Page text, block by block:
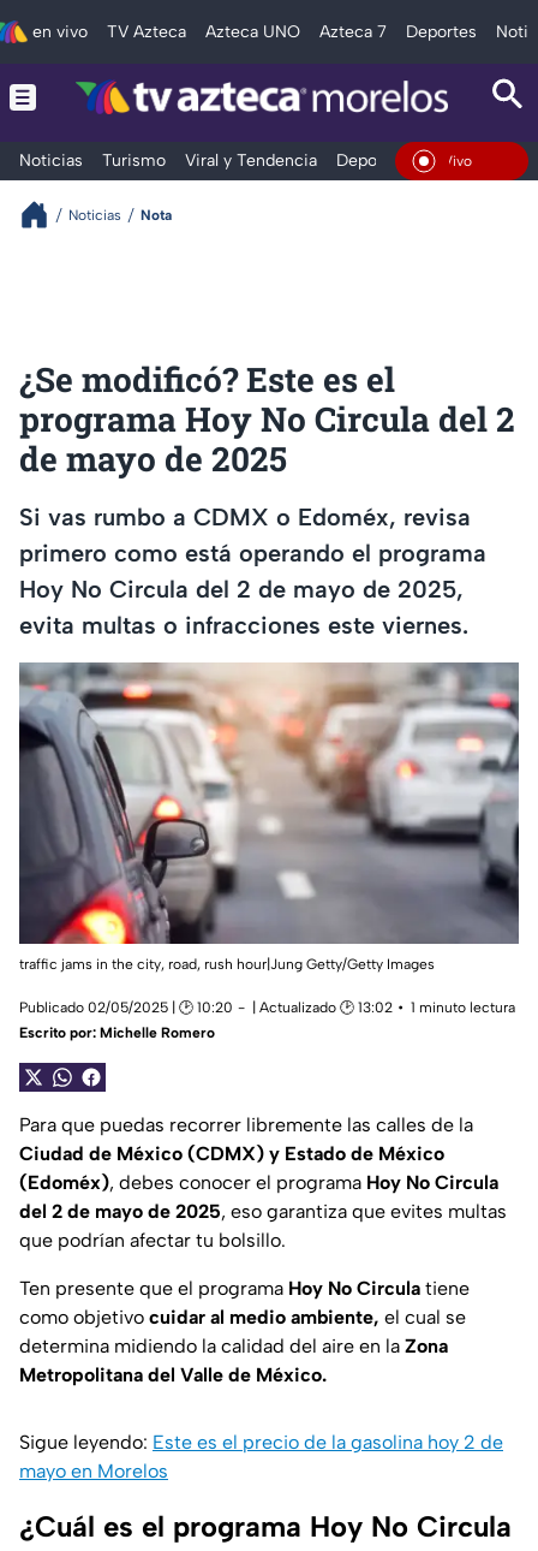
en vivo TV Azteca Azteca UNO Azteca 7 Deportes
Noticias Turismo Viral y Tendencia Deportes Espectáculos
En Vivo
Noticias Nota
¿Se modificó? Este es el
programa Hoy No Circula del 2
de mayo de 2025
Si vas rumbo a CDMX o Edoméx, revisa
primero como está operando el programa
Hoy No Circula del 2 de mayo de 2025,
evita multas o infracciones este viernes.
traffic jams in the city, road, rush hour|Jung Getty/Getty Images
Publicado 02/05/2025 | 🕑 10:20 | Actualizado 🕑 13:02
1 minuto lectura
Escrito por: Michelle Romero
Para que puedas recorrer libremente las calles de la
Ciudad de México (CDMX) y Estado de México
(Edoméx), debes conocer el programa Hoy No Circula
del 2 de mayo de 2025, eso garantiza que evites multas
que podrían afectar tu bolsillo.
Ten presente que el programa Hoy No Circula tiene
como objetivo cuidar al medio ambiente, el cual se
determina midiendo la calidad del aire en la Zona
Metropolitana del Valle de México.
Sigue leyendo: Este es el precio de la gasolina hoy 2 de
mayo en Morelos
¿Cuál es el programa Hoy No Circula